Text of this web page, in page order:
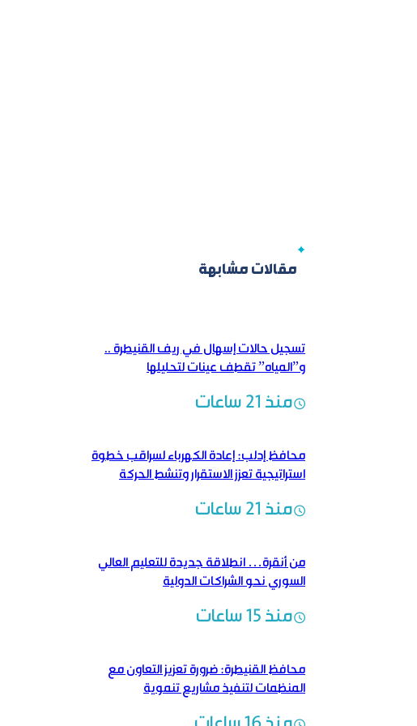
مقالات مشابهة
تسجيل حالات إسهال في ريف القنيطرة ..
و”المياه” تقطف عينات لتحليلها
منذ 21 ساعات
محافظ إدلب: إعادة الكهرباء لسراقب خطوة
استراتيجية تعزز الاستقرار وتنشط الحركة
منذ 21 ساعات
من أنقرة… انطلاقة جديدة للتعليم العالي
السوري نحو الشراكات الدولية
منذ 15 ساعات
محافظ القنيطرة: ضرورة تعزيز التعاون مع
المنظمات لتنفيذ مشاريع تنموية